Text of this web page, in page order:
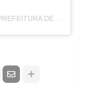
Uma publicação compartilhada por PREFEITURA DE SANTANA - BA (@prefeiturasantanaba)